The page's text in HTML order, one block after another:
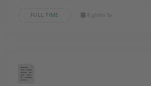
FULL TIME 6 giorni fa